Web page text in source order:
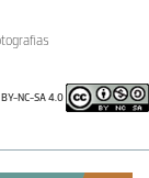
NC-SA 4.0